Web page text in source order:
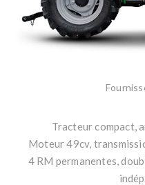
Tracteur compact,
Moteur 49cv,
4 RM permanentes,